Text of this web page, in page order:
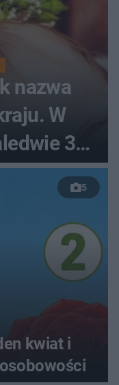
nazwa
W
3
5
kwiat i